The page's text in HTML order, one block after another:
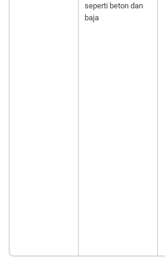
seperti beton dan
baja